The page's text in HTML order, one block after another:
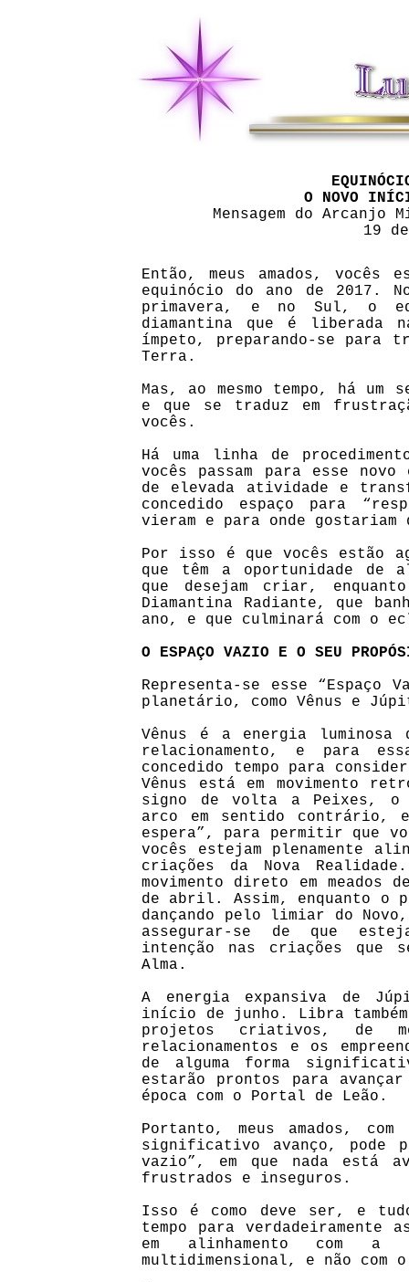
O NOVO
Mensagem do
19
Então, meus amados, vocês
equinócio do ano de 2017.
primavera, e no Sul, o
diamantina que é liberada
ímpeto, preparando-se para
Terra.
Mas, ao mesmo tempo, há um
e que se traduz em
vocês.
Há uma linha de
vocês passam para esse
de elevada atividade e
concedido espaço para
vieram e para onde
Por isso é que vocês estão
que têm a oportunidade de
que desejam criar,
Diamantina Radiante, que
ano, e que culminará com o
O ESPAÇO VAZIO E O SEU
Representa-se esse “Espaço
planetário, como Vênus e
Vênus é a energia
relacionamento, e para
concedido tempo para
Vênus está em movimento
signo de volta a Peixes, o
arco em sentido contrário,
espera”, para permitir que
vocês estejam plenamente
criações da Nova
movimento direto em
de abril. Assim, enquanto o
dançando pelo limiar do
assegurar-se de que
intenção nas criações que
Alma.
A energia expansiva de
início de junho. Libra também
projetos criativos, de
relacionamentos e os
de alguma forma
estarão prontos para
época com o Portal de Leão.
Portanto, meus amados,
significativo avanço, pode
vazio”, em que nada está
frustrados e inseguros.
Isso é como deve ser, e
tempo para verdadeiramente
em alinhamento com a
multidimensional, e não com